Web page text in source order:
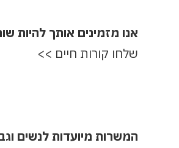
· כתיבה ועריכת
אנו מזמינים אותך להיות
שלחו קורות חיים >>
המשרות מיועדות לנשים